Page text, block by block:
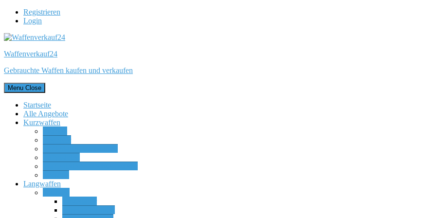
Registrieren
Login
Waffenverkauf24
Gebrauchte Waffen kaufen und verkaufen
Menu Close
Startseite
Alle Angebote
Kurzwaffen
Langwaffen